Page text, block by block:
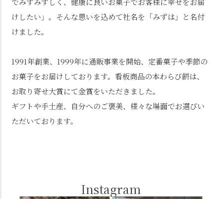
けしたい」。そんな思いを込めて社名を「みずは」と名付
けました。
1991年創業、1999年に通販事業を開始、定番菓子や季節の
お菓子をお届けしております。看板商品の本わらび餅は、
お取り寄せ大賞にて金賞をいただきました。
ギフトや手土産、自分へのご褒美、様々な場面でお選びい
ただいております。
Instagram